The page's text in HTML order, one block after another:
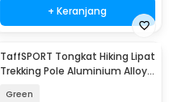
+ Keranjang
TaffSPORT Tongkat Hiking Lipat
Trekking Pole Aluminium Alloy
Green